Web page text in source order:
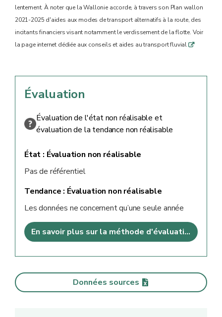
lentement. À noter que la Wallonie accorde, à travers son Plan wallon
2021-2025 d'aides aux modes de transport alternatifs à la route, des
incitants financiers visant notamment le verdissement de la flotte. Voir
la page internet dédiée aux conseils et aides au transport fluvial q
Évaluation
Évaluation de l'état non réalisable et
évaluation de la tendance non réalisable
État : Évaluation non réalisable
Pas de référentiel
Tendance : Évaluation non réalisable
Les données ne concernent qu’une seule année
En savoir plus sur la méthode d'évaluation
Données sources